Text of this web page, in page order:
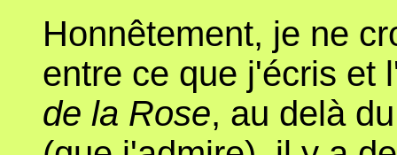
Honnêtement, je ne
entre ce que j'écris et
de la Rose, au delà